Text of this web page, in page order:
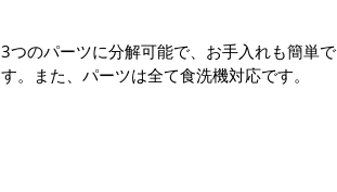
3つのパーツに分解可能で、お手入れも簡単で
す。また、パーツは全て食洗機対応です。